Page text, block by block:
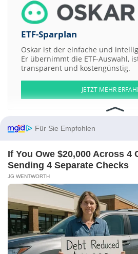
ETF-Sparplan
Oskar ist der einfache und
Er übernimmt die ETF-Auswahl,
transparent und kostengünstig.
JETZT MEHR
Aktien ATX DAX EuroStoxx 50 Dow Jones
S&P 500
Rubico Incorporation Registered Shs
Arrived Homes 4 LLC Shares Of
FUNDERBURK-
Kontakt-Impressum- Werbung
Sitemap-Datenschutz-Disclaimer-AGB-
Für Sie Empfohlen
If You Owe $20,000 Across 4
Sending 4 Separate Checks
JG WENTWORTH